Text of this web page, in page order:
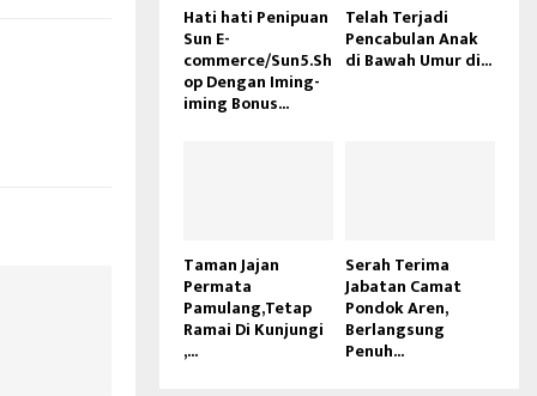
Hati hati Penipuan
Sun E-
commerce/Sun5.Sh
op Dengan Iming-
iming Bonus...
Telah Terjadi
Pencabulan Anak
di Bawah Umur di...
Taman Jajan
Permata
Pamulang,Tetap
Ramai Di Kunjungi
,...
Serah Terima
Jabatan Camat
Pondok Aren,
Berlangsung
Penuh...